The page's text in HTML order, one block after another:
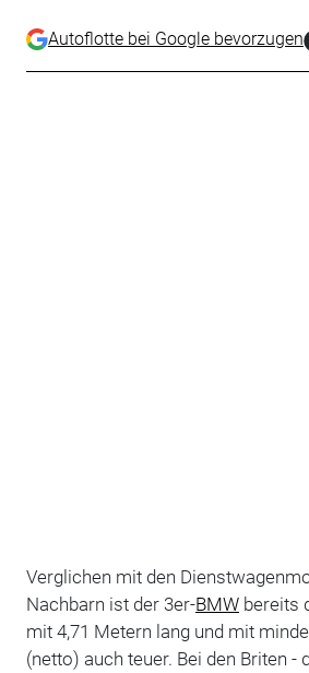
Autoflotte bei Google bevorzugen
Verglichen mit den
Nachbarn ist der 3er-BMWbereits
mit 4,71 Metern lang und mit
(netto) auch teuer. Bei den Briten -